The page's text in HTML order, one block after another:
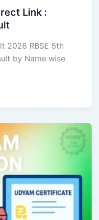
Link :
2026 RBSE 5th
by Name wise